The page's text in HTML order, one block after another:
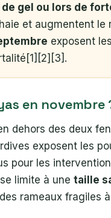
gel ou lors de
et augmentent le
exposent
en novembre
dehors des deux
exposent les
pour les
limite à une taille
rameaux fragiles à